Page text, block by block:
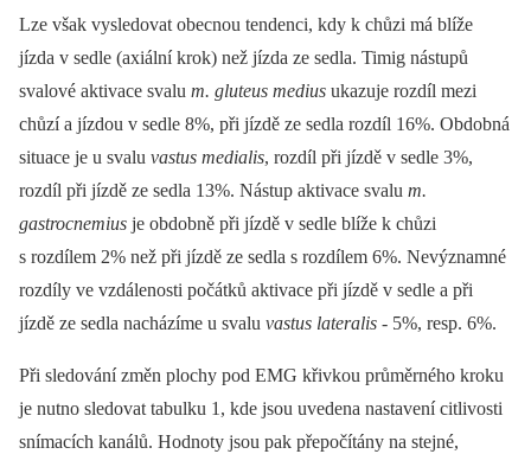
Lze však vysledovat obecnou tendenci, kdy k chůzi má blíže
jízda v sedle (axiální krok) než jízda ze sedla. Timig nástupů
svalové aktivace svalu m. gluteus medius ukazuje rozdíl mezi
chůzí a jízdou v sedle 8%, při jízdě ze sedla rozdíl 16%. Obdobná
situace je u svalu vastus medialis, rozdíl při jízdě v sedle 3%,
rozdíl při jízdě ze sedla 13%. Nástup aktivace svalu m.
gastrocnemius je obdobně při jízdě v sedle blíže k chůzi
s rozdílem 2% než při jízdě ze sedla s rozdílem 6%. Nevýznamné
rozdíly ve vzdálenosti počátků aktivace při jízdě v sedle a při
jízdě ze sedla nacházíme u svalu vastus lateralis -⁠ 5%, resp. 6%.
Při sledování změn plochy pod EMG křivkou průměrného kroku
je nutno sledovat tabulku 1, kde jsou uvedena nastavení citlivosti
snímacích kanálů. Hodnoty jsou pak přepočítány na stejné,